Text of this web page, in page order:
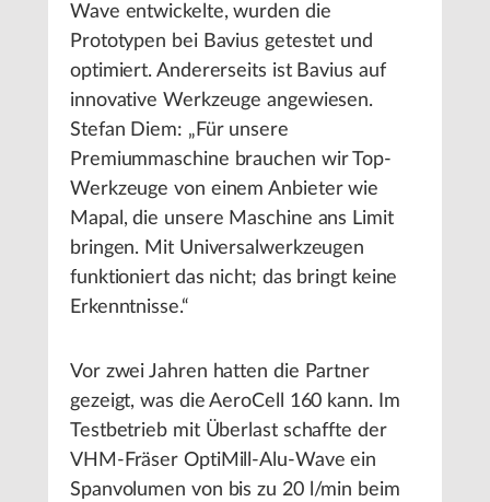
Wave entwickelte, wurden die
Prototypen bei Bavius getestet und
optimiert. Andererseits ist Bavius auf
innovative Werkzeuge angewiesen.
Stefan Diem: „Für unsere
Premiummaschine brauchen wir Top-
Werkzeuge von einem Anbieter wie
Mapal, die unsere Maschine ans Limit
bringen. Mit Universalwerkzeugen
funktioniert das nicht; das bringt keine
Erkenntnisse.“
Vor zwei Jahren hatten die Partner
gezeigt, was die AeroCell 160 kann. Im
Testbetrieb mit Überlast schaffte der
VHM-Fräser OptiMill-Alu-Wave ein
Spanvolumen von bis zu 20 l/min beim